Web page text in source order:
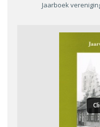
Jaarboek